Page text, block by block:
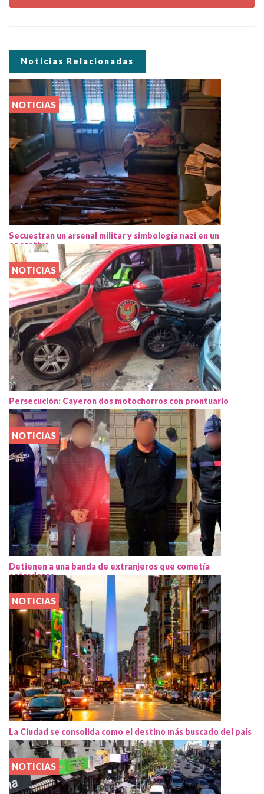
Noticias Relacionadas
NOTICIAS
Secuestran un arsenal militar y simbología nazi en un
operativo
NOTICIAS
Persecución: Cayeron dos motochorros con prontuario
NOTICIAS
Detienen a una banda de extranjeros que cometía
entraderas
NOTICIAS
La Ciudad se consolida como el destino más buscado del país
NOTICIAS